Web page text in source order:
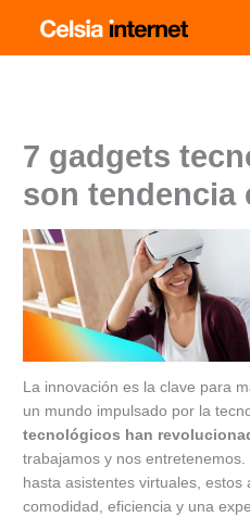
contenido
7 gadgets
son tendencia
La innovación es la clave para
un mundo impulsado por la
tecnológicos han
trabajamos y nos
hasta asistentes virtuales, estos
comodidad, eficiencia y una